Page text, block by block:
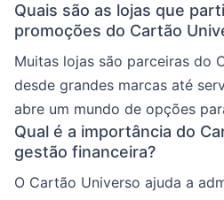
Quais são as lojas que
promoções do Cartão
Muitas lojas são parceiras do
desde grandes marcas até
abre um mundo de opções
Qual é a importância do
gestão financeira?
O Cartão Universo ajuda a